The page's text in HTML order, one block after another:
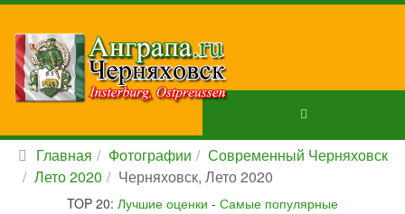
Главная Фотографии
Современный Черняховск
Лето 2020
Черняховск, Лето 2020
TOP 20: Лучшие оценки - Самые популярные